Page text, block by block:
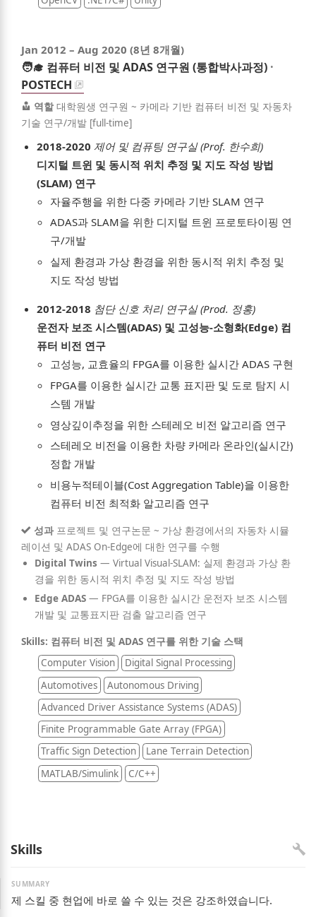
Jan 2012 – Aug 2020 (8년 8개월)
🧑‍🎓 컴퓨터 비전 및 ADAS 연구원 (통합박사과정) ·
POSTECH
역할 대학원생 연구원 ~ 카메라 기반 컴퓨터 비전 및 자동차
기술 연구/개발 [full-time]
2018-2020 제어 및 컴퓨팅 연구실 (Prof. 한수희)
디지털 트윈 및 동시적 위치 추정 및 지도 작성 방법
(SLAM) 연구
자율주행을 위한 다중 카메라 기반 SLAM 연구
ADAS과 SLAM을 위한 디지털 트윈 프로토타이핑 연
구/개발
실제 환경과 가상 환경을 위한 동시적 위치 추정 및
지도 작성 방법
2012-2018 첨단 신호 처리 연구실 (Prod. 정홍)
운전자 보조 시스템(ADAS) 및 고성능-소형화(Edge) 컴
퓨터 비전 연구
고성능, 교효율의 FPGA를 이용한 실시간 ADAS 구현
FPGA를 이용한 실시간 교통 표지판 및 도로 탐지 시
스템 개발
영상깊이추정을 위한 스테레오 비전 알고리즘 연구
스테레오 비전을 이용한 차량 카메라 온라인(실시간)
정합 개발
비용누적테이블(Cost Aggregation Table)을 이용한
컴퓨터 비전 최적화 알고리즘 연구
성과 프로젝트 및 연구논문 ~ 가상 환경에서의 자동차 시뮬
레이션 및 ADAS On-Edge에 대한 연구를 수행
Digital Twins — Virtual Visual-SLAM: 실제 환경과 가상 환
경을 위한 동시적 위치 추정 및 지도 작성 방법
Edge ADAS— FPGA를 이용한 실시간 운전자 보조 시스템
개발 및 교통표지판 검출 알고리즘 연구
Skills: 컴퓨터 비전 및 ADAS 연구를 위한 기술 스택
Computer Vision
Digital Signal Processing
Automotives
Autonomous Driving
Advanced Driver Assistance Systems (ADAS)
Finite Programmable Gate Array (FPGA)
Traffic Sign Detection
Lane Terrain Detection
MATLAB/Simulink
C/C++
Skills
제 스킬 중 현업에 바로 쓸 수 있는 것은 강조하였습니다.
Jeon
Blog
Korean
DemoRSS